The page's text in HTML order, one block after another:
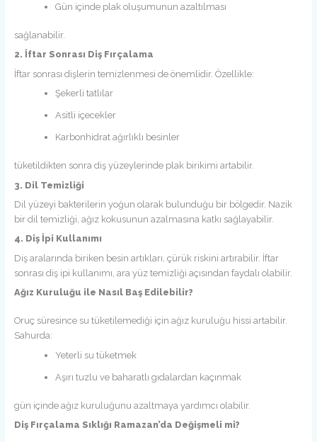
Gün içinde plak oluşumunun azaltılması
sağlanabilir.
2. İftar Sonrası Diş Fırçalama
İftar sonrası dişlerin temizlenmesi de önemlidir. Özellikle:
Şekerli tatlılar
Asitli içecekler
Karbonhidrat ağırlıklı besinler
tüketildikten sonra diş yüzeylerinde plak birikimi artabilir.
3. Dil Temizliği
Dil yüzeyi bakterilerin yoğun olarak bulunduğu bir bölgedir. Nazik
bir dil temizliği, ağız kokusunun azalmasına katkı sağlayabilir.
4. Diş İpi Kullanımı
Diş aralarında biriken besin artıkları, çürük riskini artırabilir. İftar
sonrası diş ipi kullanımı, ara yüz temizliği açısından faydalı olabilir.
Ağız Kuruluğu ile Nasıl Baş Edilebilir?
Oruç süresince su tüketilemediği için ağız kuruluğu hissi artabilir.
Sahurda:
Yeterli su tüketmek
Aşırı tuzlu ve baharatlı gıdalardan kaçınmak
gün içinde ağız kuruluğunu azaltmaya yardımcı olabilir.
Diş Fırçalama Sıklığı Ramazan’da Değişmeli mi?